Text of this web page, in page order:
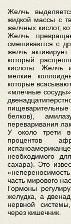
Желчь
жидкой массы с
желчных кислот,
Желчь
смешиваются с
желчь
который
кислоты. Желчь
мелкие
которые
«млечные сосуды»
белков),
переваривания
У около трети
процентов
необходимого
сахара). Это
часть мирового
Гормоны
желудка, а
нервной
через кишечник.